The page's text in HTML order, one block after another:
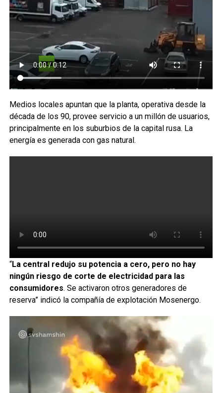
Medios locales apuntan que la planta, operativa desde la
década de los 90, provee servicio a un millón de usuarios,
principalmente en los suburbios de la capital rusa. La
energía es generada con gas natural.
“La central redujo su potencia a cero, pero no hay
ningún riesgo de corte de electricidad para las
consumidores. Se activaron otros generadores de
reserva” indicó la compañía de explotación Mosenergo.